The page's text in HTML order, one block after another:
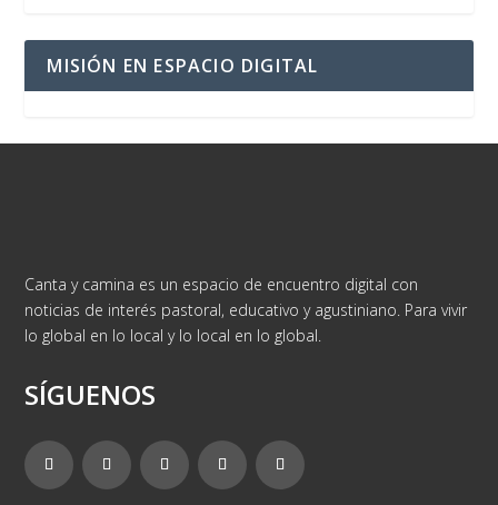
MISIÓN EN ESPACIO DIGITAL
Canta y camina es un espacio de encuentro digital con
noticias de interés pastoral, educativo y agustiniano. Para vivir
lo global en lo local y lo local en lo global.
SÍGUENOS